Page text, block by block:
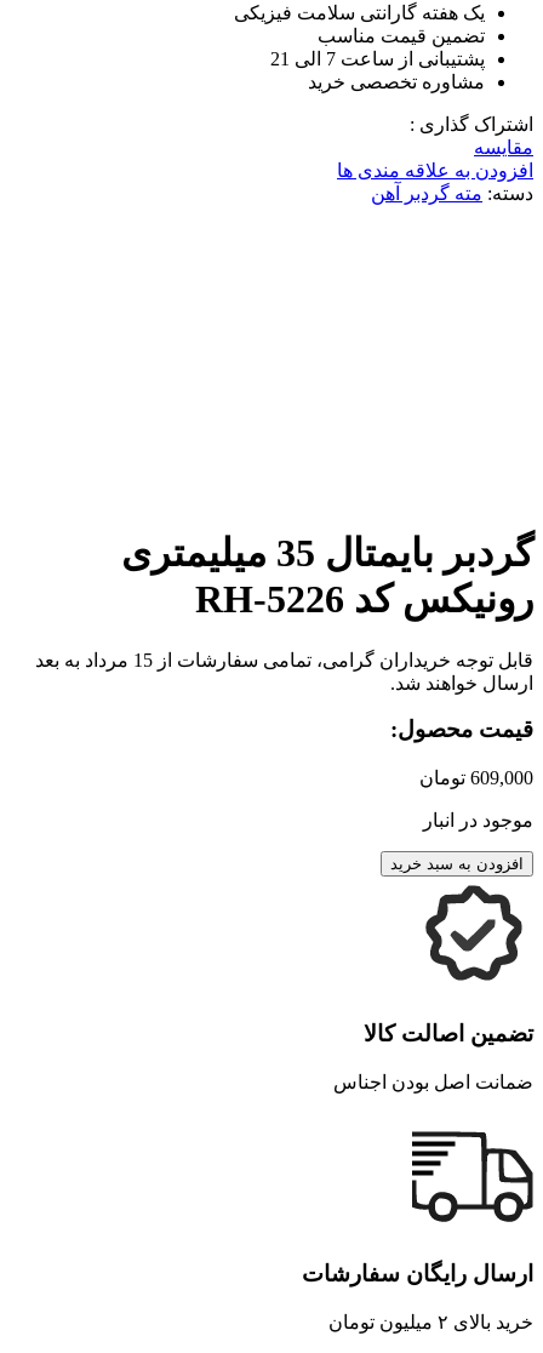
یک هفته گارانتی سلامت فیزیکی
تضمین قیمت مناسب
پشتیبانی از ساعت 7 الی 21
مشاوره تخصصی خرید
اشتراک گذاری :
مقایسه
افزودن به علاقه مندی ها
دسته: مته گردبر آهن
گردبر بایمتال 35 میلیمتری
رونیکس کد RH-5226
قابل توجه خریداران گرامی، تمامی سفارشات از 15 مرداد به بعد
ارسال خواهند شد.
قیمت محصول:
609,000 تومان
موجود در انبار
افزودن به سبد خرید
تضمین اصالت کالا
ضمانت اصل بودن اجناس
ارسال رایگان سفارشات
خرید بالای ۲ میلیون تومان